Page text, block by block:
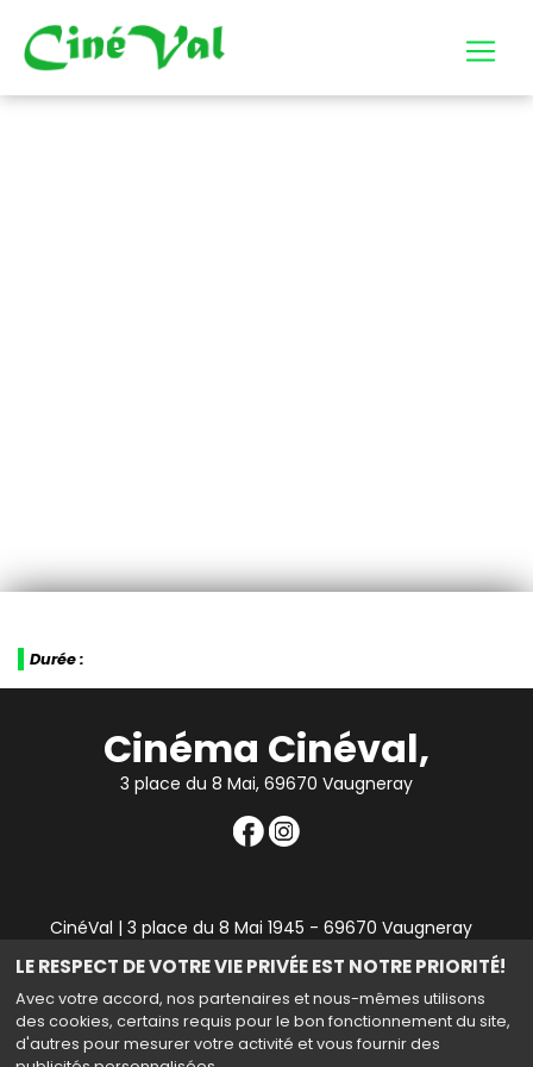
LE RESPECT DE VOTRE VIE PRIVÉE EST NOTRE PRIORITÉ!
Avec votre accord, nos partenaires et nous-mêmes utilisons
des cookies, certains requis pour le bon fonctionnement du site,
d'autres pour mesurer votre activité et vous fournir des
Durée :
Cinéma Cinéval,
3 place du 8 Mai, 69670 Vaugneray
CinéVal | 3 place du 8 Mai 1945 - 69670 Vaugneray
|Mentions légales|Contact|RGPD| Tel : 04 78 45 94